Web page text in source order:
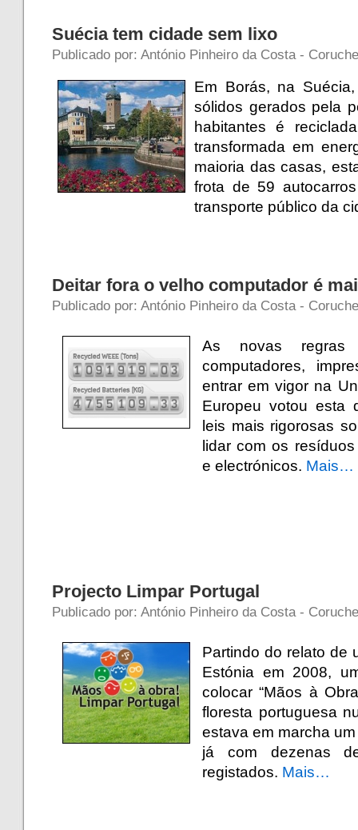
Suécia tem cidade sem lixo
Publicado por: António Pinheiro da Costa -
Em Borás, na
sólidos gerados pela
habitantes é
transformada em
maioria das casas,
frota de 59
transporte público da
Deitar fora o velho computador é
Publicado por: António Pinheiro da Costa -
As novas
computadores,
entrar em vigor na
Europeu votou esta
leis mais rigorosas
lidar com os
e electrónicos. Mais…
Projecto Limpar Portugal
Publicado por: António Pinheiro da Costa -
Partindo do relato de
Estónia em 2008,
colocar “Mãos à
floresta portuguesa
estava em marcha
já com dezenas
registados. Mais…